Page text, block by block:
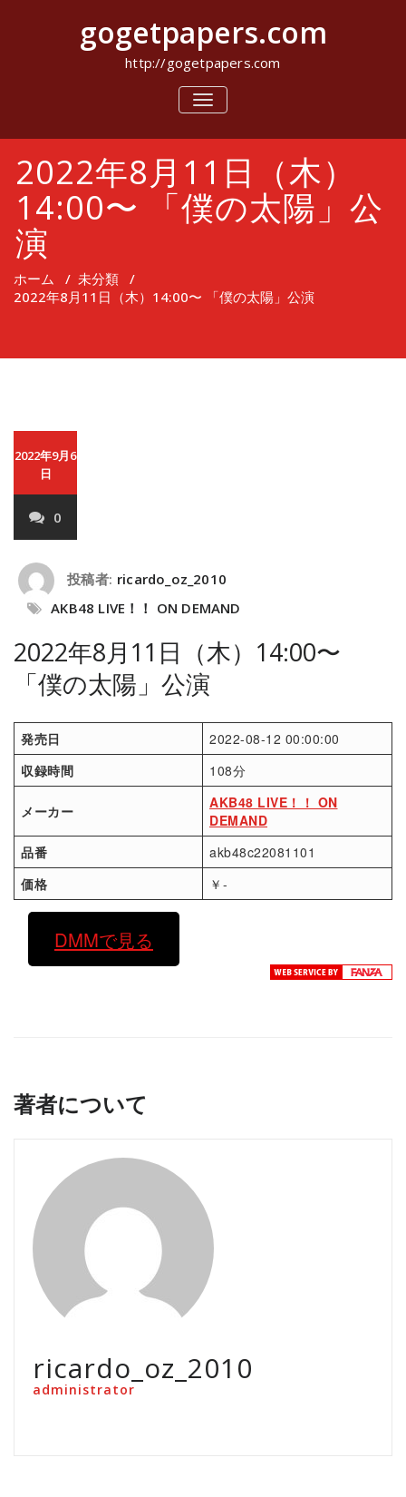
キ
gogetpapers.com
http://gogetpapers.com
ナ
ビ
シ
ン
を
切
2022年8月11日（木）
14:00〜 「僕の太陽」公
演
ホーム / 未分類 /
2022年8月11日（木）14:00〜 「僕の太陽」公演
2022年9月6
日
0
投稿者: ricardo_oz_2010
AKB48 LIVE！！ ON DEMAND
2022年8月11日（木）14:00〜
「僕の太陽」公演
発売日
2022-08-12 00:00:00
収録時間
108分
メーカー
AKB48 LIVE！！ ON
DEMAND
品番
akb48c22081101
価格
￥-
DMMで見る
著者について
ricardo_oz_2010
administrator